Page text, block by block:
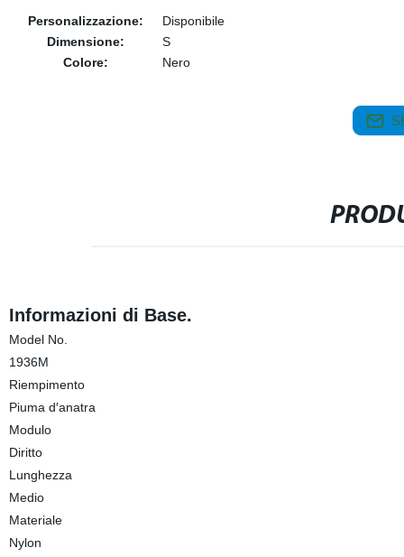
Personalizzazione:
Disponibile
Dimensione:
S
Colore:
Nero
Informazioni di Base.
Model No.
1936M
Riempimento
Piuma d′anatra
Modulo
Diritto
Lunghezza
Medio
Materiale
Nylon